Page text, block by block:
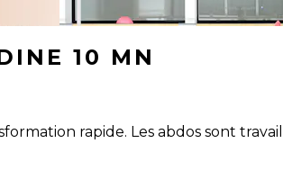
10 MN
rapide. Les abdos sont